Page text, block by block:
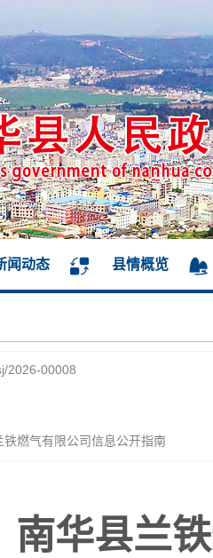
闻动态 县情概览
2026-00008
燃气有限公司信息公开指南
南华县兰